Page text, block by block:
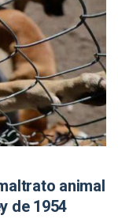
animal
de 1954